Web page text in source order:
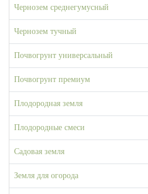
Чернозем среднегумусный
Чернозем тучный
Почвогрунт универсальный
Почвогрунт премиум
Плодородная земля
Плодородные смеси
Садовая земля
Земля для огорода